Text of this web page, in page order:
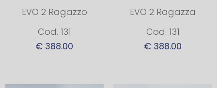
EVO 2 Ragazzo
Cod. 131
€ 388.00
EVO 2 Ragazza
Cod. 131
€ 388.00